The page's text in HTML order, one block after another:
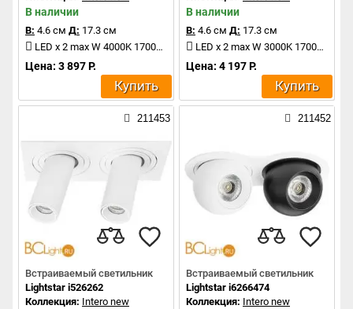
В наличии
В: 4.6 см Д: 17.3 см
LED x 2 max W 4000K 1700Lm
Цена: 3 897 Р.
Купить
В наличии
В: 4.6 см Д: 17.3 см
LED x 2 max W 3000K 1700Lm
Цена: 4 197 Р.
Купить
211453
Встраиваемый светильник
Lightstar i526262
Коллекция: Intero new
211452
Встраиваемый светильник
Lightstar i6266474
Коллекция: Intero new